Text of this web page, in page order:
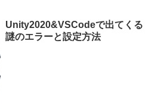
Unity2020&VSCodeで出てくる
謎のエラーと設定方法